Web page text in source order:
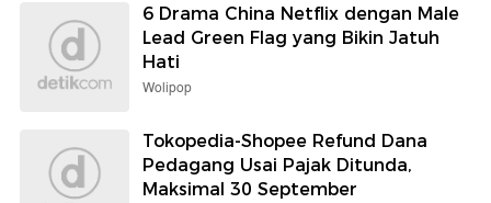
6 Drama China Netflix dengan Male
Lead Green Flag yang Bikin Jatuh
Hati
Wolipop
Tokopedia-Shopee Refund Dana
Pedagang Usai Pajak Ditunda,
Maksimal 30 September